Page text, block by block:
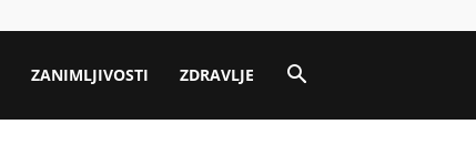
ZANIMLJIVOSTI ZDRAVLJE